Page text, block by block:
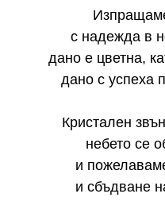
с надежда в
дано е цветна,
дано с успеха
Кристален
небето се
и
и сбъдване